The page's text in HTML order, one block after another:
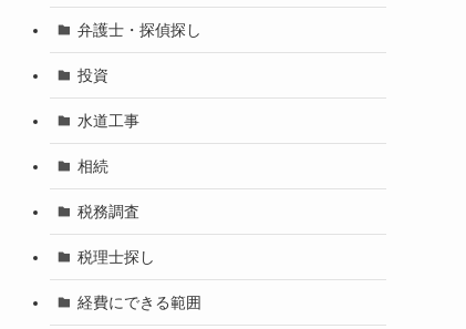
ハウスプロテクト
弁護士・探偵探し
投資
水道工事
相続
税務調査
税理士探し
経費にできる範囲